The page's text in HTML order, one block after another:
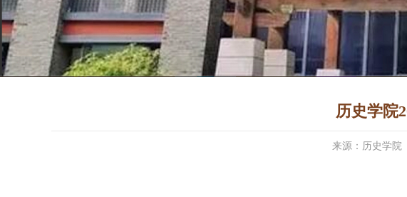
历史学院
来源：历史学院